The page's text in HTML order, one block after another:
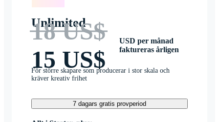
Unlimited
18 US$
15 US$
USD per månad
faktureras årligen
För större skapare som producerar i stor skala och
kräver kreativ frihet
7 dagars gratis provperiod